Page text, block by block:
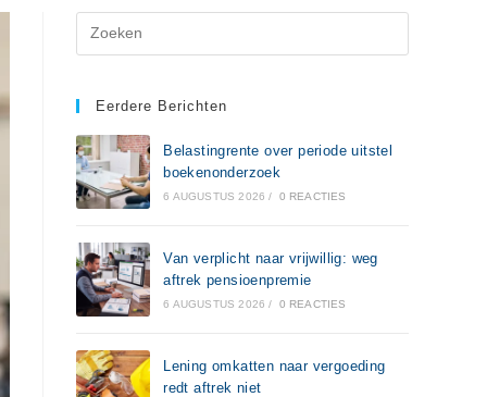
Eerdere Berichten
Belastingrente over periode uitstel
boekenonderzoek
6 AUGUSTUS 2026 / 0 REACTIES
Van verplicht naar vrijwillig: weg
aftrek pensioenpremie
6 AUGUSTUS 2026 / 0 REACTIES
Lening omkatten naar vergoeding
redt aftrek niet